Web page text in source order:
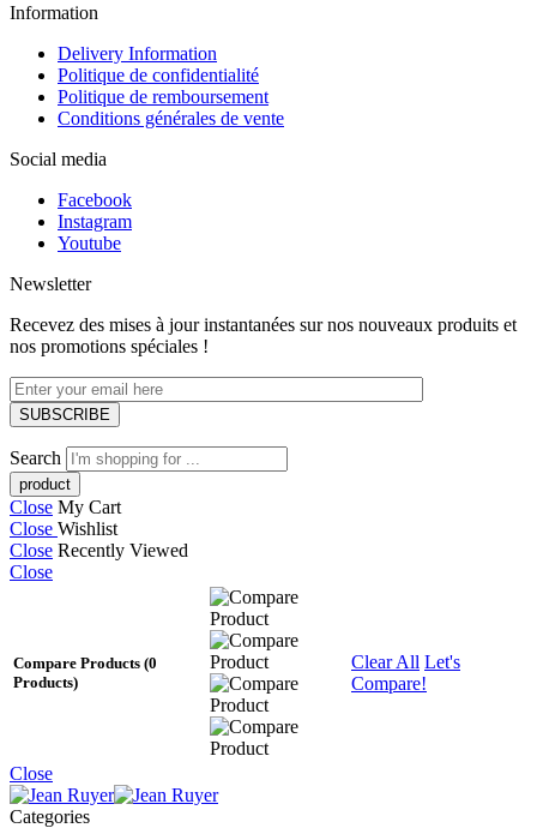
Information
Delivery Information
Politique de confidentialité
Politique de remboursement
Conditions générales de vente
Social media
Facebook
Instagram
Youtube
Newsletter
Recevez des mises à jour instantanées sur nos nouveaux produits et
nos promotions spéciales !
Search
Close My Cart
Close Wishlist
Close Recently Viewed
Close
Compare Products (0
Products)
Clear All Let's
Compare!
Close
Categories